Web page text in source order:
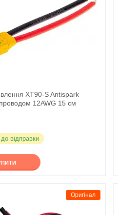
XT90-S Antispark
12AWG 15 см
до відправки
Оригінал